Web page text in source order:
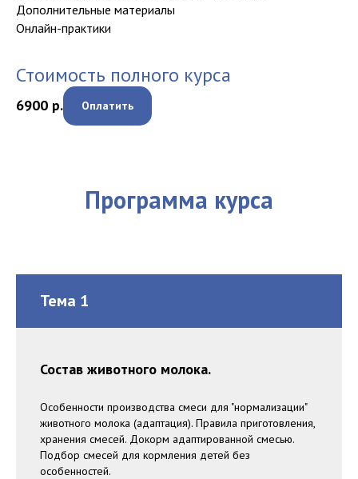
Дополнительные материалы
Онлайн-практики
Стоимость полного курса
6900 р. Оплатить
Программа курса
Тема 1
Состав животного молока.
Особенности производства смеси для "нормализации"
животного молока (адаптация). Правила приготовления,
хранения смесей. Докорм адаптированной смесью.
Подбор смесей для кормления детей без
особенностей.